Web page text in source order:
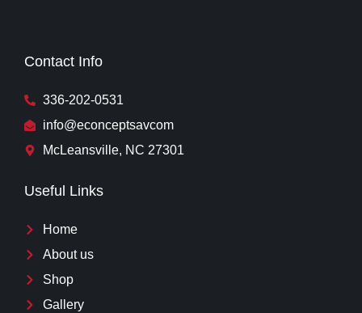
Contact Info
336-202-0531
info@econceptsavcom
McLeansville, NC 27301
Useful Links
Home
About us
Shop
Gallery